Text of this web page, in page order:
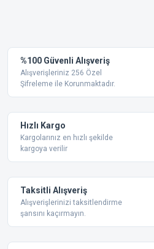
Ürün resmi kalitesiz, bozuk
Ürün açıklamasında eksik
Bu ürüne benzer farklı
%100 Güvenli Alışveriş
Alışverişleriniz 256 Özel
Şifreleme ile Korunmaktadır.
Hızlı Kargo
Kargolarınız en hızlı şekilde
kargoya verilir
Taksitli Alışveriş
Alışverişlerinizi taksitlendirme
şansını kaçırmayın.